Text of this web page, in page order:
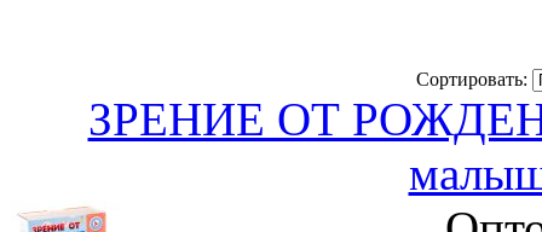
Сортировать:
ЗРЕНИЕ ОТ